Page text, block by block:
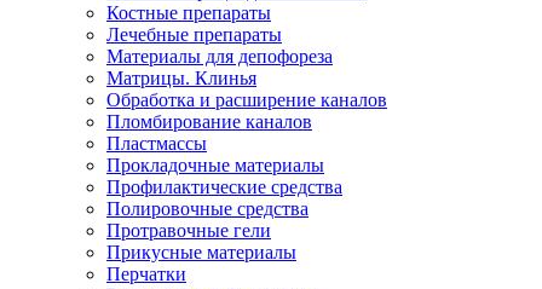
Костные препараты
Лечебные препараты
Материалы для депофореза
Матрицы. Клинья
Обработка и расширение каналов
Пломбирование каналов
Пластмассы
Прокладочные материалы
Профилактические средства
Полировочные средства
Протравочные гели
Прикусные материалы
Перчатки